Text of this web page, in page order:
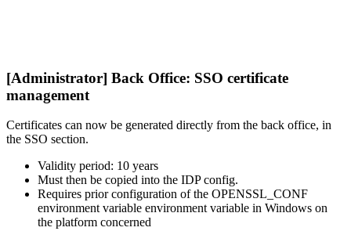
[Administrator] Back Office: SSO certificate
management
Certificates can now be generated directly from the back office, in
the SSO section.
Validity period: 10 years
Must then be copied into the IDP config.
Requires prior configuration of the OPENSSL_CONF
environment variable environment variable in Windows on
the platform concerned